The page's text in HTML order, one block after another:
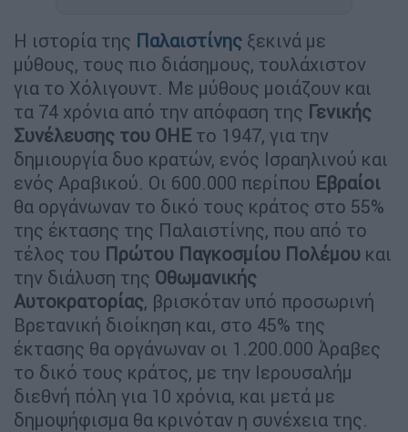
Η ιστορία της Παλαιστίνης ξεκινά με
μύθους, τους πιο διάσημους, τουλάχιστον
για το Χόλιγουντ. Με μύθους μοιάζουν και
τα 74 χρόνια από την απόφαση της Γενικής
Συνέλευσης του ΟΗΕ το 1947, για την
δημιουργία δυο κρατών, ενός Ισραηλινού και
ενός Αραβικού. Οι 600.000 περίπου Εβραίοι
θα οργάνωναν το δικό τους κράτος στο 55%
της έκτασης της Παλαιστίνης, που από το
τέλος του Πρώτου Παγκοσμίου Πολέμου και
την διάλυση της Οθωμανικής
Αυτοκρατορίας, βρισκόταν υπό προσωρινή
Βρετανική διοίκηση και, στο 45% της
έκτασης θα οργάνωναν οι 1.200.000 Άραβες
το δικό τους κράτος, με την Ιερουσαλήμ
διεθνή πόλη για 10 χρόνια, και μετά με
δημοψήφισμα θα κρινόταν η συνέχεια της.